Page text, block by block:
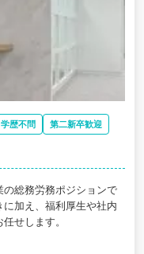
学歴不問
第二新卒歓迎
総務労務ポジションで
加え、福利厚生や社内
せします。